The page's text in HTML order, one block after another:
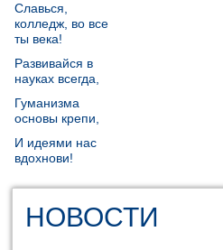
Славься,
колледж, во все
ты века!
Развивайся в
науках всегда,
Гуманизма
основы крепи,
И идеями нас
вдохнови!
НОВОСТИ